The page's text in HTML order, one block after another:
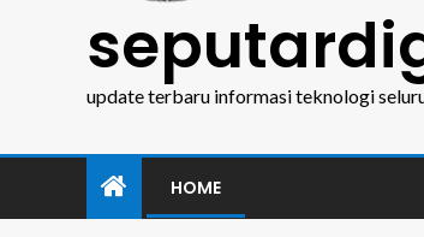
update terbaru informasi teknologi
HOME